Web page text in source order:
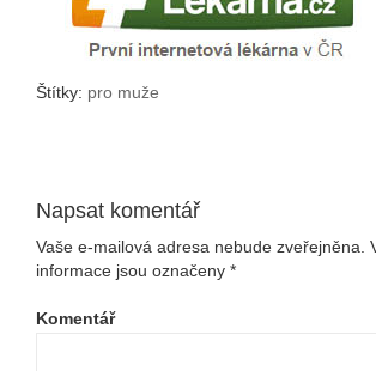
Štítky: pro muže
Napsat komentář
Vaše e-mailová adresa nebude zveřejněna.
informace jsou označeny *
Komentář